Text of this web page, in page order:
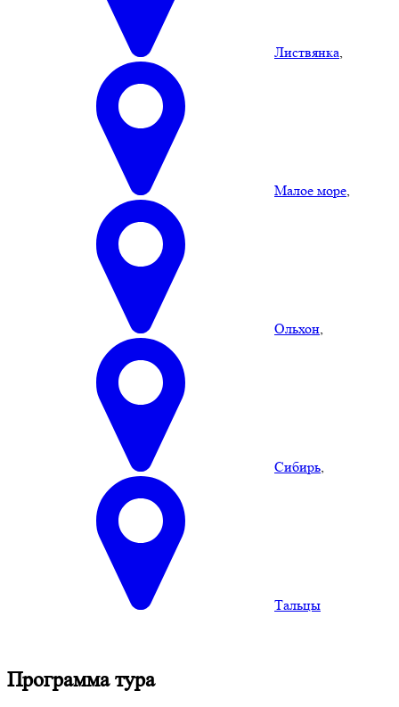
Листвянка,
Малое море,
Ольхон,
Сибирь,
Тальцы
Программа тура